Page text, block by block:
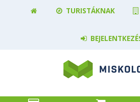
TURISTÁKNAK